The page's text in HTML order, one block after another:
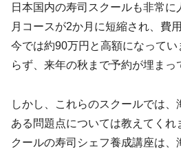
日本国内の寿司スクールも非常
月コースが2か月に短縮され、費
今では約90万円と高額になって
らず、来年の秋まで予約が埋まっ
しかし、これらのスクールでは
ある問題点については教えてくれ
クールの寿司シェフ養成講座は